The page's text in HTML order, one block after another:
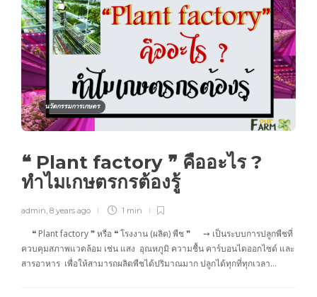
นวัตกรรมการเกษตร
❝ Plant factory ❞ คืออะไร ?
ทำไมเกษตรกรต้องรู้
admin, 8 years ago 1 min
❝ Plant factory ❞ หรือ ❝ โรงงาน (ผลิต) พืช ❞ ➙ เป็นระบบการปลูกพืชที่
ควบคุมสภาพแวดล้อม เช่น แสง อุณหภูมิ ความชื้น คาร์บอนไดออกไซด์ และ
สารอาหาร เพื่อให้สามารถผลิตพืชได้ปริมาณมาก ปลูกได้ทุกที่ทุกเวลา…